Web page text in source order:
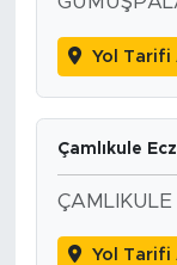
Yol Tarifi
Çamlıkule
Yol Tarifi